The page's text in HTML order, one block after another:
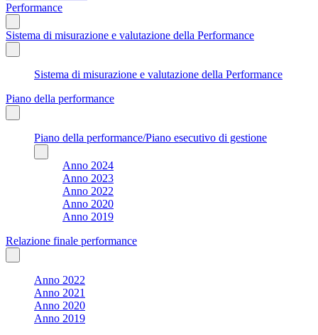
Performance
Sistema di misurazione e valutazione della Performance
Sistema di misurazione e valutazione della Performance
Piano della performance
Piano della performance/Piano esecutivo di gestione
Anno 2024
Anno 2023
Anno 2022
Anno 2020
Anno 2019
Relazione finale performance
Anno 2022
Anno 2021
Anno 2020
Anno 2019